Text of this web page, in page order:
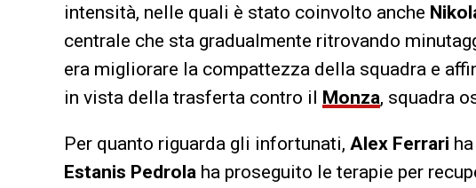
intensità, nelle quali è stato coinvolto anche
centrale che sta gradualmente ritrovando
era migliorare la compattezza della squadra e
in vista della trasferta contro il Monza, squadra
Per quanto riguarda gli infortunati, Alex Ferrari
Estanis Pedrola ha proseguito le terapie per